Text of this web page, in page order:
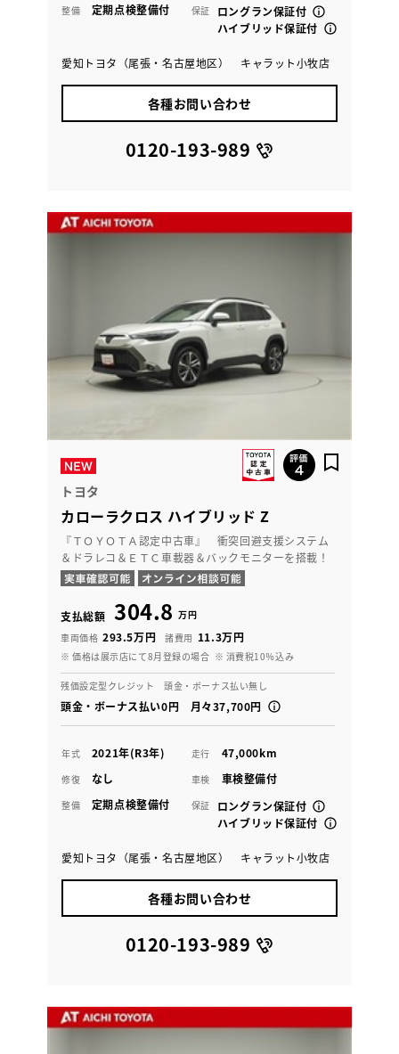
整備 定期点検整備付 保証
ロングラン保証付
ハイブリッド保証付
愛知トヨタ（尾張・名古屋地区） キャラット小牧店
各種お問い合わせ
0120-193-989
トヨタ
カローラクロス ハイブリッド Z
『ＴＯＹＯＴＡ認定中古車』 衝突回避支援システム
＆ドラレコ＆ＥＴＣ車載器＆バックモニターを搭載！
支払総額 304.8 万円
車両価格 293.5万円 諸費用 11.3万円
※ 価格は展示店にて8月登録の場合 ※ 消費税10％込み
残価設定型クレジット 頭金・ボーナス払い無し
頭金・ボーナス払い0円 月々37,700円
年式 2021年(R3年) 走行 47,000km
修復 なし 車検 車検整備付
整備 定期点検整備付 保証
ロングラン保証付
ハイブリッド保証付
愛知トヨタ（尾張・名古屋地区） キャラット小牧店
各種お問い合わせ
0120-193-989